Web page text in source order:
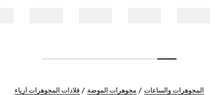
المجوهرات والساعات مجوهرات الموضة قلادات المجوهرات أزياء